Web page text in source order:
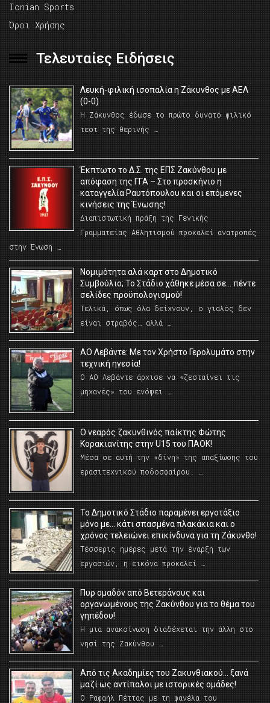
Ionian Sports
Όροι Χρήσης
Τελευταίες Ειδήσεις
Λευκή-φιλική ισοπαλία η Ζάκυνθος με ΑΕΛ
(0-0)
Η Ζάκυνθος έδωσε το πρώτο δυνατό φιλικό
τεστ της θερινής …
Έκπτωτο το Δ.Σ. της ΕΠΣ Ζακύνθου με
απόφαση της ΓΓΑ – Στο προσκήνιο η
καταγγελία Ραυτόπουλου και οι επόμενες
κινήσεις της Ένωσης!
Διαπιστωτική πράξη της Γενικής
Γραμματείας Αθλητισμού προκαλεί ανατροπές
στην Ένωση …
Νομιμότητα αλά καρτ στο Δημοτικό
Συμβούλιο; Το Στάδιο χάθηκε μέσα σε… πέντε
σελίδες προϋπολογισμού!
Τελικά, όπως όλα δείχνουν, ο γιαλός δεν
είναι στραβός… αλλά …
ΑΟ Λεβάντε: Με τον Χρήστο Γερολυμάτο στην
τεχνική ηγεσία!
Ο ΑΟ Λεβάντε άρχισε να «ζεσταίνει τις
μηχανές» του ενόψει …
O νεαρός ζακυνθινός παίκτης Φώτης
Κορακιανίτης στην U15 του ΠΑΟΚ!
Μέσα σε αυτή την «δίνη» της απαξίωσης του
ερασιτεχνικού ποδοσφαίρου. …
Το Δημοτικό Στάδιο παραμένει εργοτάξιο
μόνο με… κάτι σπασμένα πλακάκια και ο
χρόνος τελειώνει επικίνδυνα για τη Ζάκυνθο!
Τέσσερις ημέρες μετά την έναρξη των
εργασιών, η εικόνα προκαλεί …
Πυρ ομαδόν από Βετεράνους και
οργανωμένους της Ζακύνθου για το θέμα του
γηπέδου!
Η μια ανακοίνωση διαδέχεται την άλλη στο
νησί της Ζακύνθου …
Από τις Ακαδημίες του Ζακυνθιακού… ξανά
μαζί ως αντίπαλοι με ιστορικές ομάδες!
Ο Ραφαήλ Πέττας με τη φανέλα του